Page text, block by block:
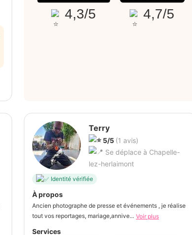
4,3/5 4,7/5
Terry
5/5 (1 avis)
Se déplace à Chapelle-
lez-herlaimont
Identité vérifiée
À propos
Ancien photographe de presse et événements , je réalise
tout vos reportages, mariage,annive... Voir plus
Services